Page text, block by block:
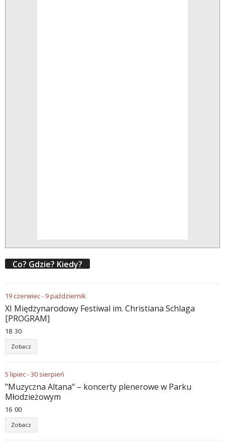
Co? Gdzie? Kiedy?
19czerwiec- 9październik
XI Międzynarodowy Festiwal im. Christiana Schlaga
[PROGRAM]
18 30
Zobacz
5 lipiec-30 sierpień
"Muzyczna Altana" – koncerty plenerowe w Parku
Młodzieżowym
16 00
Zobacz